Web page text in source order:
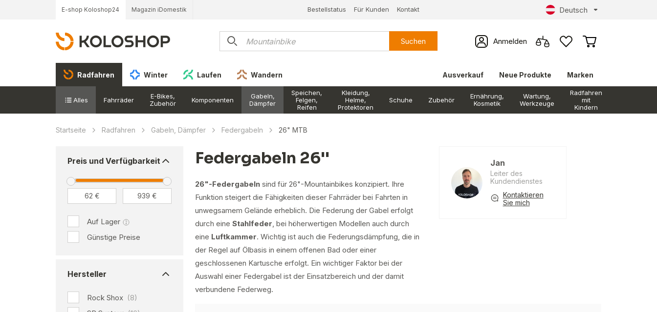
E-shop Koloshop24 Magazin iDomestik Bestellstatus Für Kunden Kontakt Deutsch
Suchen Anmelden
Radfahren Winter Laufen Wandern Ausverkauf Neue Produkte Marken
Alles Fahrräder
E-Bikes,
Zubehör
Komponenten
Gabeln,
Dämpfer
Speichen,
Felgen,
Reifen
Kleidung,
Helme,
Protektoren
Schuhe Zubehör
Ernährung,
Kosmetik
Wartung,
Werkzeuge
Radfahren
mit
Kindern
Startseite Radfahren Gabeln, Dämpfer Federgabeln 26" MTB
Preis und Verfügbarkeit
Auf Lager
Günstige Preise
Hersteller
Rock Shox (8)
Federgabeln 26''
26"-Federgabeln sind für 26"-Mountainbikes konzipiert. Ihre
Funktion steigert die Fähigkeiten dieser Fahrräder bei Fahrten in
unwegsamem Gelände erheblich. Die Federung der Gabel erfolgt
durch eine Stahlfeder, bei höherwertigen Modellen auch durch
eine Luftkammer. Wichtig ist auch die Federungsdämpfung, die in
der Regel auf Ölbasis in einem offenen Bad oder einer
geschlossenen Kartusche erfolgt. Ein wichtiger Faktor bei der
Auswahl einer Federgabel ist der Einsatzbereich und der damit
verbundene Federweg.
Jan
Leiter des
Kundendienstes
Kontaktieren
Sie mich